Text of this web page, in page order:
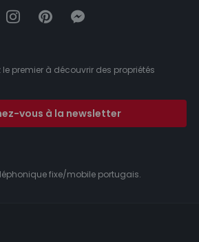
premier à découvrir des propriétés
vous à la newsletter
fixe/mobile portugais.